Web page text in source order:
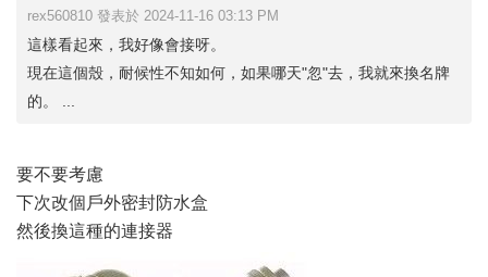
rex560810 發表於 2024-11-16 03:13 PM
這樣看起來，我好像會接呀。
現在這個殼，耐候性不知如何，如果哪天"忽"去，我就來換名牌
的。 ...
要不要考慮
下次改個戶外密封防水盒
然後換這種的連接器